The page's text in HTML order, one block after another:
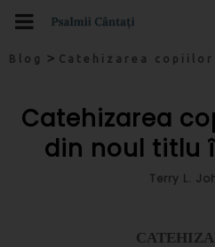
Blog > Catehizarea
Catehizarea
din noul titlu
Terry L.